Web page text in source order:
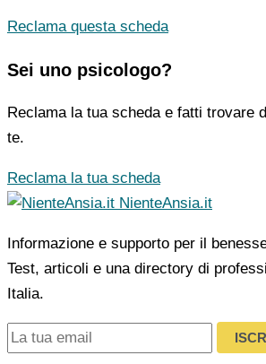
Reclama questa scheda
Sei uno psicologo?
Reclama la tua scheda e fatti trovare
te.
Reclama la tua scheda
NienteAnsia.it
Informazione e supporto per il
Test, articoli e una directory di
Italia.